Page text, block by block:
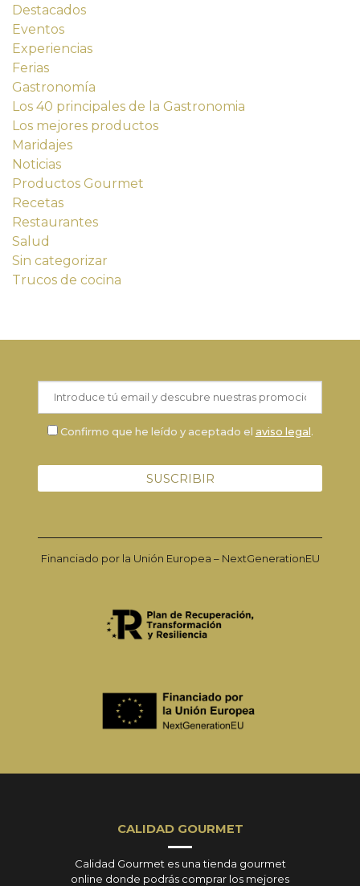
Destacados
Eventos
Experiencias
Ferias
Gastronomía
Los 40 principales de la Gastronomia
Los mejores productos
Maridajes
Noticias
Productos Gourmet
Recetas
Restaurantes
Salud
Sin categorizar
Trucos de cocina
Confirmo que he leído y aceptado el aviso legal.
Financiado por la Unión Europea – NextGenerationEU
CALIDAD GOURMET
Calidad Gourmet es una tienda gourmet
online donde podrás comprar los mejores